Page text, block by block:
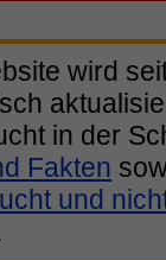
wird
in der
Fakten
und